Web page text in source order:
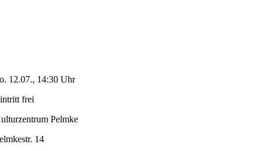
12.07., 14:30 Uhr
frei
Pelmke
14